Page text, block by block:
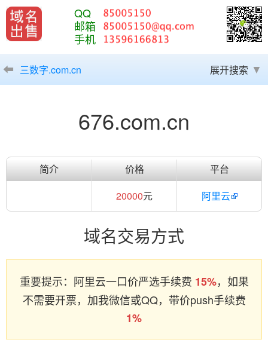
QQ
邮箱
手机
三数字.com.cn 展开搜索
676.com.cn
简介 价格
平台
20000元 阿里云
域名交易方式
重要提示：阿里云一口价严选手续费 15%，如果
不需要开票，加我微信或QQ，带价push手续费
1%